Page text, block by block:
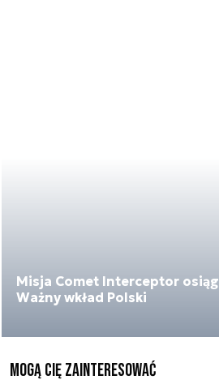
Misja Comet Interceptor
Ważny wkład Polski
Mogą Cię zainteresować